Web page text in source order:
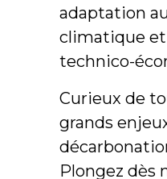
adaptation
climatique
technico-
Curieux de
grands
Plongez dès